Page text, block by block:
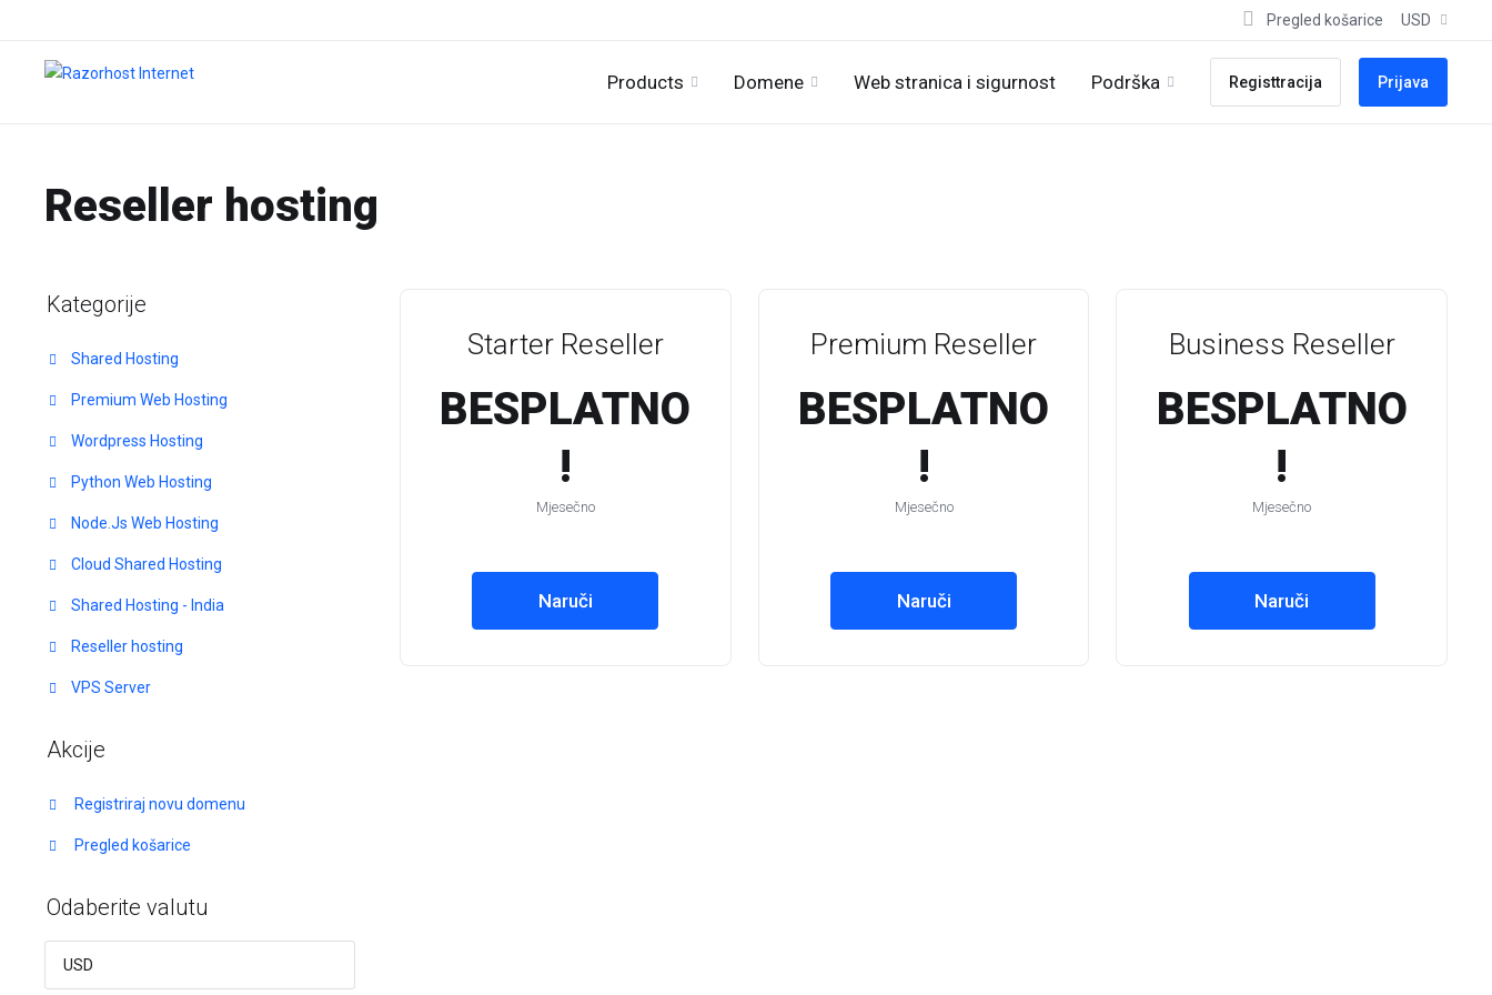
Pregled košarice USD
Products Domene Web stranica i sigurnost Podrška Registtracija Prijava
Reseller hosting
Kategorije
Shared Hosting
Premium Web Hosting
Wordpress Hosting
Python Web Hosting
Node.Js Web Hosting
Cloud Shared Hosting
Shared Hosting - India
Reseller hosting
VPS Server
Akcije
Registriraj novu domenu
Pregled košarice
Odaberite valutu
Starter Reseller
BESPLATNO
!
Mjesečno
Naruči
Premium Reseller
BESPLATNO
!
Mjesečno
Naruči
Business Reseller
BESPLATNO
!
Mjesečno
Naruči